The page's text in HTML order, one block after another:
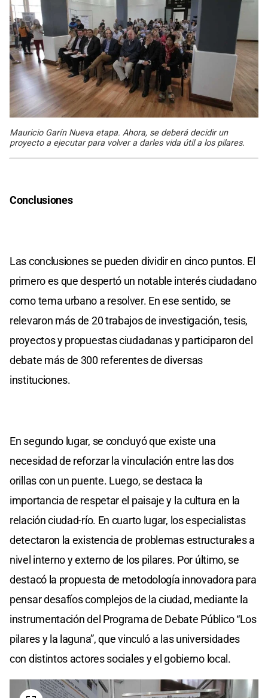
Mauricio Garín Nueva etapa. Ahora, se deberá decidir un
proyecto a ejecutar para volver a darles vida útil a los pilares.
Conclusiones
Las conclusiones se pueden dividir en cinco puntos. El
primero es que despertó un notable interés ciudadano
como tema urbano a resolver. En ese sentido, se
relevaron más de 20 trabajos de investigación, tesis,
proyectos y propuestas ciudadanas y participaron del
debate más de 300 referentes de diversas
instituciones.
En segundo lugar, se concluyó que existe una
necesidad de reforzar la vinculación entre las dos
orillas con un puente. Luego, se destaca la
importancia de respetar el paisaje y la cultura en la
relación ciudad-río. En cuarto lugar, los especialistas
detectaron la existencia de problemas estructurales a
nivel interno y externo de los pilares. Por último, se
destacó la propuesta de metodología innovadora para
pensar desafíos complejos de la ciudad, mediante la
instrumentación del Programa de Debate Público “Los
pilares y la laguna”, que vinculó a las universidades
con distintos actores sociales y el gobierno local.